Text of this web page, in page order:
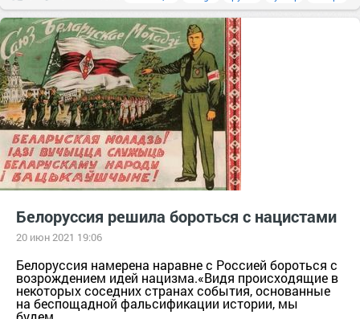
Белоруссия решила бороться с нацистами
20 июн 2021 19:06
Белоруссия намерена наравне с Россией бороться с
возрождением идей нацизма.«Видя происходящие в
некоторых соседних странах события, основанные
на беспощадной фальсификации истории, мы